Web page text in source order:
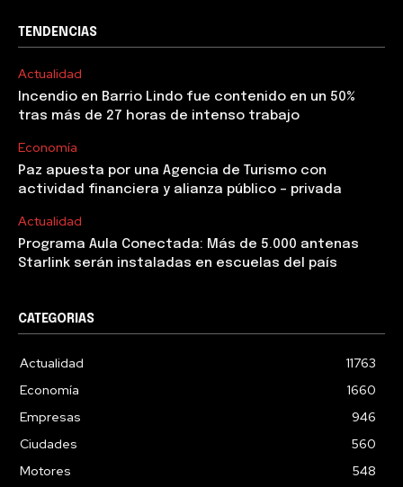
TENDENCIAS
Actualidad
Incendio en Barrio Lindo fue contenido en un 50%
tras más de 27 horas de intenso trabajo
Economía
Paz apuesta por una Agencia de Turismo con
actividad financiera y alianza público – privada
Actualidad
Programa Aula Conectada: Más de 5.000 antenas
Starlink serán instaladas en escuelas del país
CATEGORIAS
Actualidad
11763
Economía
1660
Empresas
946
Ciudades
560
Motores
548